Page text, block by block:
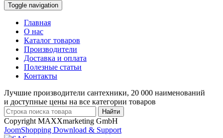
Toggle navigation
Главная
О нас
Каталог товаров
Производители
Доставка и оплата
Полезные статьи
Контакты
Лучшие производители сантехники, 20 000 наименований
и доступные цены на все категории товаров
Copyright MAXXmarketing GmbH
JoomShopping Download & Support